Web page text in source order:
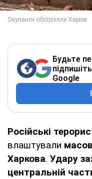
Будьте
Google
Російські
влаштували
Харкова. Удару
центральній